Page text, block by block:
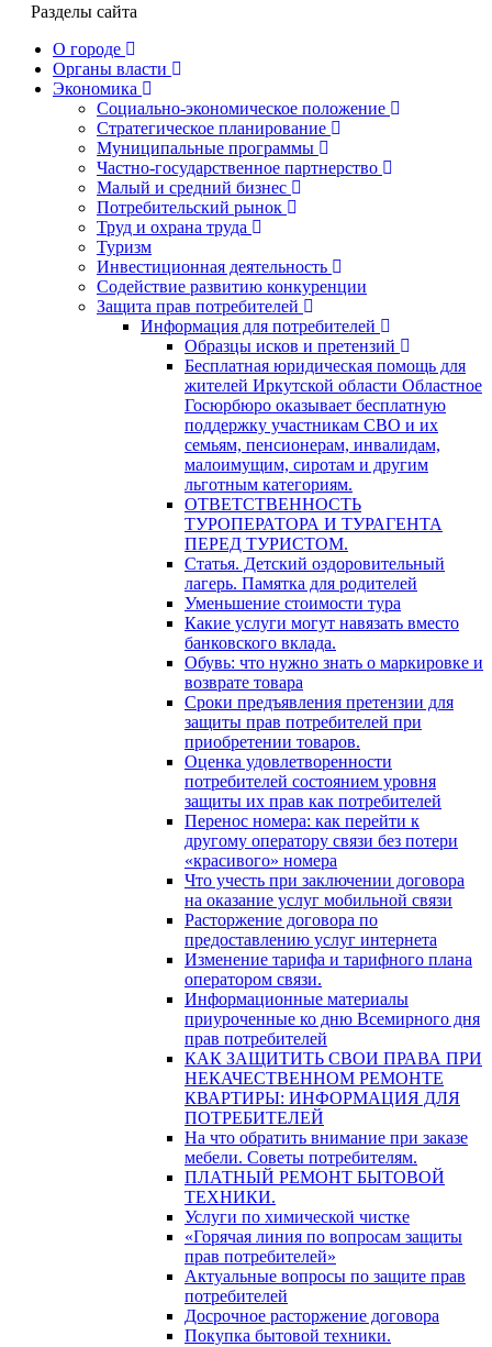
Разделы сайта
О городе
Органы власти
Экономика
Социально-экономическое положение
Стратегическое планирование
Муниципальные программы
Частно-государственное партнерство
Малый и средний бизнес
Потребительский рынок
Труд и охрана труда
Туризм
Инвестиционная деятельность
Содействие развитию конкуренции
Защита прав потребителей
Информация для потребителей
Образцы исков и претензий
Бесплатная юридическая помощь для
жителей Иркутской области Областное
Госюрбюро оказывает бесплатную
поддержку участникам СВО и их
семьям, пенсионерам, инвалидам,
малоимущим, сиротам и другим
льготным категориям.
ОТВЕТСТВЕННОСТЬ
ТУРОПЕРАТОРА И ТУРАГЕНТА
ПЕРЕД ТУРИСТОМ.
Статья. Детский оздоровительный
лагерь. Памятка для родителей
Уменьшение стоимости тура
Какие услуги могут навязать вместо
банковского вклада.
Обувь: что нужно знать о маркировке и
возврате товара
Сроки предъявления претензии для
защиты прав потребителей при
приобретении товаров.
Оценка удовлетворенности
потребителей состоянием уровня
защиты их прав как потребителей
Перенос номера: как перейти к
другому оператору связи без потери
«красивого» номера
Что учесть при заключении договора
на оказание услуг мобильной связи
Расторжение договора по
предоставлению услуг интернета
Изменение тарифа и тарифного плана
оператором связи.
Информационные материалы
приуроченные ко дню Всемирного дня
прав потребителей
КАК ЗАЩИТИТЬ СВОИ ПРАВА ПРИ
НЕКАЧЕСТВЕННОМ РЕМОНТЕ
КВАРТИРЫ: ИНФОРМАЦИЯ ДЛЯ
ПОТРЕБИТЕЛЕЙ
На что обратить внимание при заказе
мебели. Советы потребителям.
ПЛАТНЫЙ РЕМОНТ БЫТОВОЙ
ТЕХНИКИ.
Услуги по химической чистке
«Горячая линия по вопросам защиты
прав потребителей»
Актуальные вопросы по защите прав
потребителей
Досрочное расторжение договора
Покупка бытовой техники.